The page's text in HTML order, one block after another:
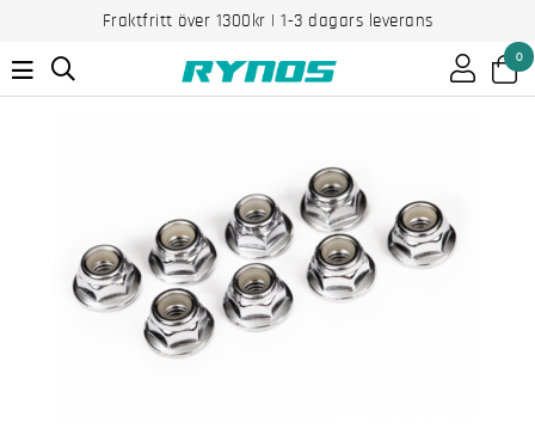
Fraktfritt över 1300kr | 1-3 dagars leverans
0